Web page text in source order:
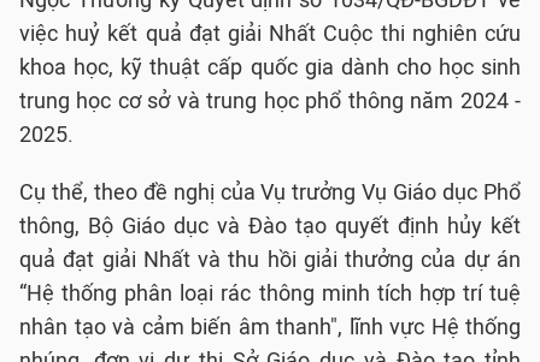
việc huỷ kết quả đạt giải Nhất Cuộc thi nghiên cứu
khoa học, kỹ thuật cấp quốc gia dành cho học sinh
trung học cơ sở và trung học phổ thông năm 2024 -
2025.
Cụ thể, theo đề nghị của Vụ trưởng Vụ Giáo dục Phổ
thông, Bộ Giáo dục và Đào tạo quyết định hủy kết
quả đạt giải Nhất và thu hồi giải thưởng của dự án
“Hệ thống phân loại rác thông minh tích hợp trí tuệ
nhân tạo và cảm biến âm thanh", lĩnh vực Hệ thống